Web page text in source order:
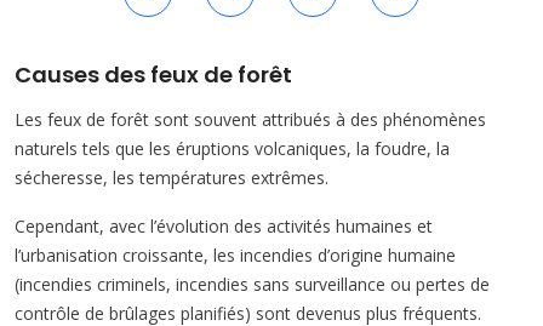
Causes des feux de forêt
Les feux de forêt sont souvent attribués à des phénomènes
naturels tels que les éruptions volcaniques, la foudre, la
sécheresse, les températures extrêmes.
Cependant, avec l’évolution des activités humaines et
l’urbanisation croissante, les incendies d’origine humaine
(incendies criminels, incendies sans surveillance ou pertes de
contrôle de brûlages planifiés) sont devenus plus fréquents.